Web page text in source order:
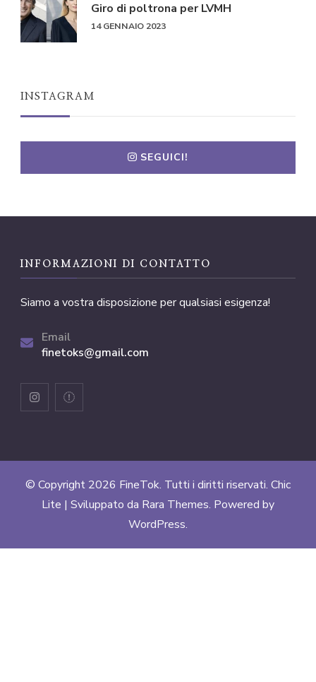
Giro di poltrona per LVMH
14 GENNAIO 2023
INSTAGRAM
SEGUICI!
INFORMAZIONI DI CONTATTO
Siamo a vostra disposizione per qualsiasi esigenza!
Email
finetoks@gmail.com
© Copyright 2026 FineTok. Tutti i diritti riservati. Chic
Lite | Sviluppato da Rara Themes. Powered by
WordPress.